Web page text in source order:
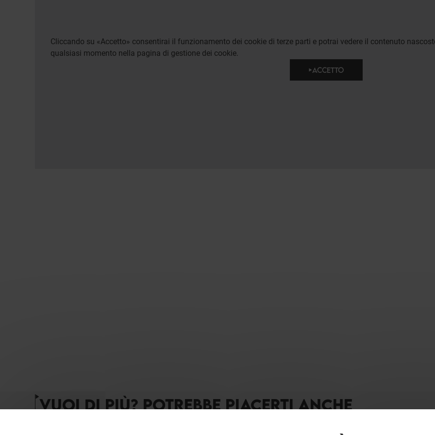
Cliccando su «Accetto» consentirai il funzionamento dei cookie di terze parti e potrai vedere il contenuto
qualsiasi momento nella pagina di gestione dei cookie.
ACCETTO
VUOI DI PIÙ? POTREBBE PIACERTI ANCHE